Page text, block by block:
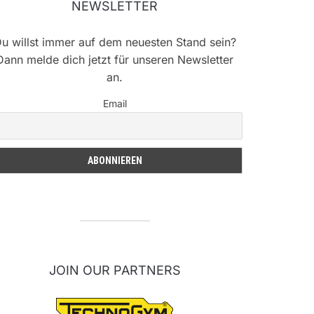
NEWSLETTER
willst immer auf dem neuesten Stand sein?
melde dich jetzt für unseren Newsletter
an.
Email
JOIN OUR PARTNERS